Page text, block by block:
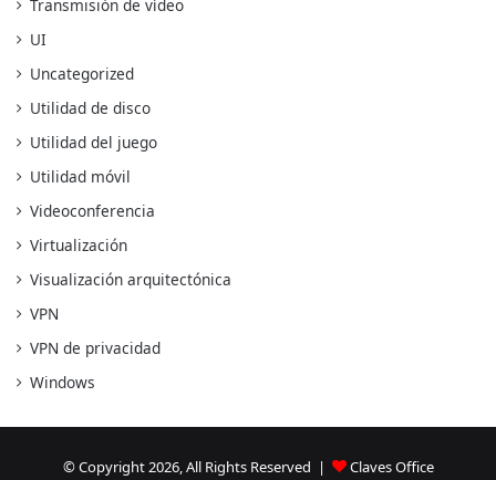
Transmisión de vídeo
UI
Uncategorized
Utilidad de disco
Utilidad del juego
Utilidad móvil
Videoconferencia
Virtualización
Visualización arquitectónica
VPN
VPN de privacidad
Windows
© Copyright 2026, All Rights Reserved | Claves Office